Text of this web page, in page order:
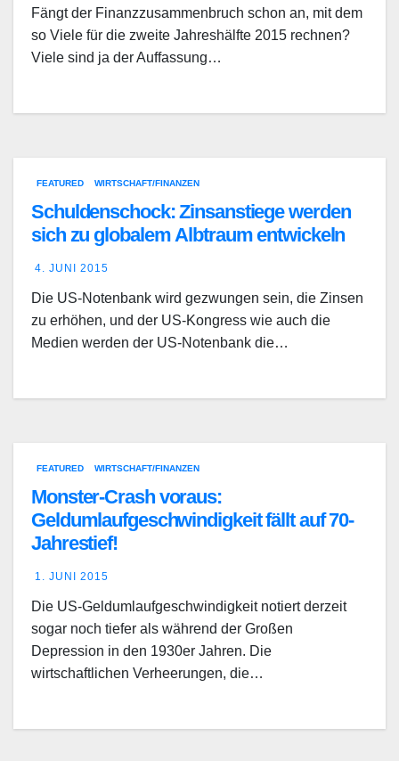
Fängt der Finanzzusammenbruch schon an, mit dem
so Viele für die zweite Jahreshälfte 2015 rechnen?
Viele sind ja der Auffassung…
FEATURED WIRTSCHAFT/FINANZEN
Schuldenschock: Zinsanstiege werden
sich zu globalem Albtraum entwickeln
4. JUNI 2015
Die US-Notenbank wird gezwungen sein, die Zinsen
zu erhöhen, und der US-Kongress wie auch die
Medien werden der US-Notenbank die…
FEATURED WIRTSCHAFT/FINANZEN
Monster-Crash voraus:
Geldumlaufgeschwindigkeit fällt auf 70-
Jahrestief!
1. JUNI 2015
Die US-Geldumlaufgeschwindigkeit notiert derzeit
sogar noch tiefer als während der Großen
Depression in den 1930er Jahren. Die
wirtschaftlichen Verheerungen, die…